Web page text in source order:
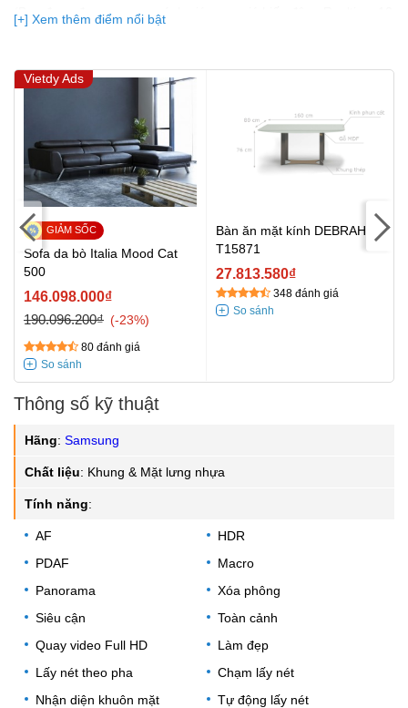
(Bạn đang được xem so sánh giá, xem giá biến động Realtime 10
lần cập nhật gần nhất)
[+] Xem thêm điểm nổi bật
Vietdy Ads
Sofa da bò Italia Mood Cat
500
146.098.000₫
190.096.200₫
-23%
80 đánh giá
Bàn ăn mặt kính DEBRAH
T15871
27.813.580₫
348 đánh giá
Thông số kỹ thuật
Hãng: Samsung
Chất liệu: Khung & Mặt lưng nhựa
Tính năng:
AF
HDR
PDAF
Macro
Panorama
Xóa phông
Siêu cận
Toàn cảnh
Quay video Full HD
Làm đẹp
Lấy nét theo pha
Chạm lấy nét
Nhận diện khuôn mặt
Tự động lấy nét